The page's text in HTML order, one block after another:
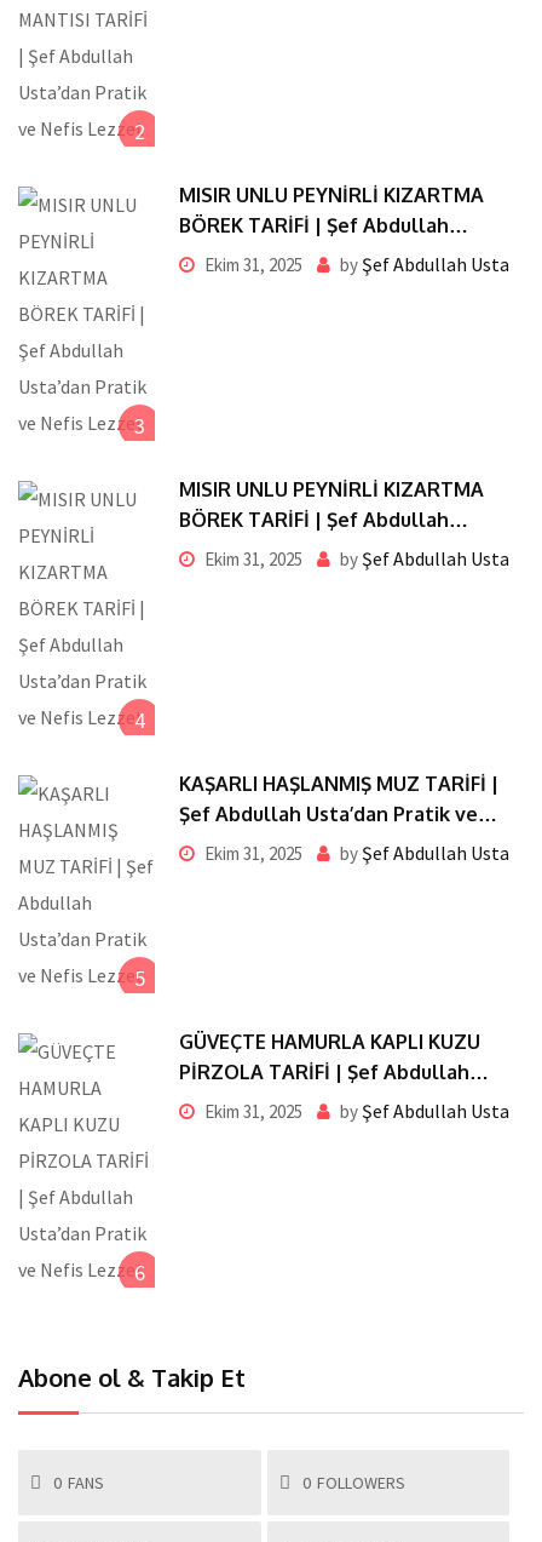
2
3
MISIR UNLU PEYNİRLİ KIZARTMA
BÖREK TARİFİ | Şef Abdullah
Usta’dan Pratik ve Nefis Lezzet
Ekim 31, 2025 byŞef Abdullah Usta
4
MISIR UNLU PEYNİRLİ KIZARTMA
BÖREK TARİFİ | Şef Abdullah
Usta’dan Pratik ve Nefis Lezzet
Ekim 31, 2025 byŞef Abdullah Usta
5
KAŞARLI HAŞLANMIŞ MUZ TARİFİ |
Şef Abdullah Usta’dan Pratik ve
Nefis Lezzet
Ekim 31, 2025 byŞef Abdullah Usta
6
GÜVEÇTE HAMURLA KAPLI KUZU
PİRZOLA TARİFİ | Şef Abdullah
Usta’dan Pratik ve Nefis Lezzet
Ekim 31, 2025 byŞef Abdullah Usta
Abone ol & Takip Et
0 FANS 0 FOLLOWERS